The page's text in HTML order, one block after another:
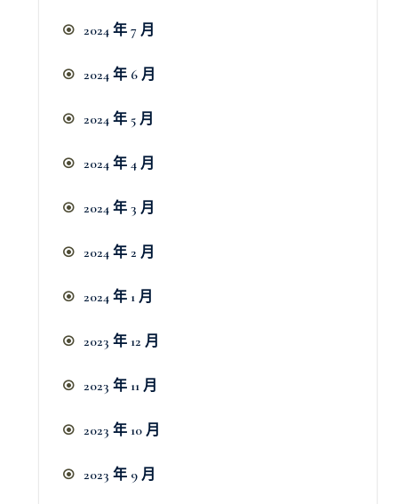
2024 年 7 月
2024 年 6 月
2024 年 5 月
2024 年 4 月
2024 年 3 月
2024 年 2 月
2024 年 1 月
2023 年 12 月
2023 年 11 月
2023 年 10 月
2023 年 9 月